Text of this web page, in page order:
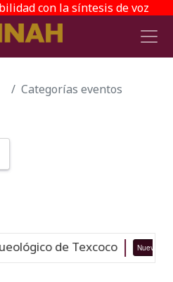
con la síntesis de voz
Categorías eventos
de Texcoco Nuevo